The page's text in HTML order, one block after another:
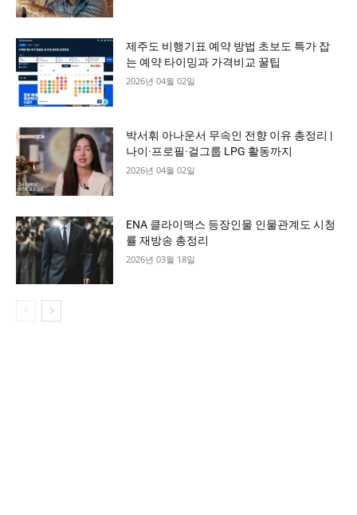
제주도 비행기표 예약 방법 초보도 특가 잡
는 예약 타이밍과 가격비교 꿀팁
2026년 04월 02일
박서휘 아나운서 무속인 전향 이유 총정리 |
나이·프로필·걸그룹 LPG 활동까지
2026년 04월 02일
ENA 클라이맥스 등장인물 인물관계도 시청
률 재방송 총정리
2026년 03월 18일